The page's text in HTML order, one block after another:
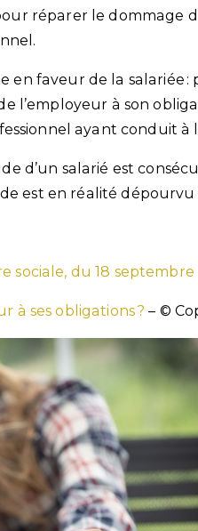
réparer le dommage
en faveur de la salariée
l’employeur à son
ayant conduit à
d’un salarié est
est en réalité dépourvu
sociale, du 18 septembre
à ses obligations ?– ©